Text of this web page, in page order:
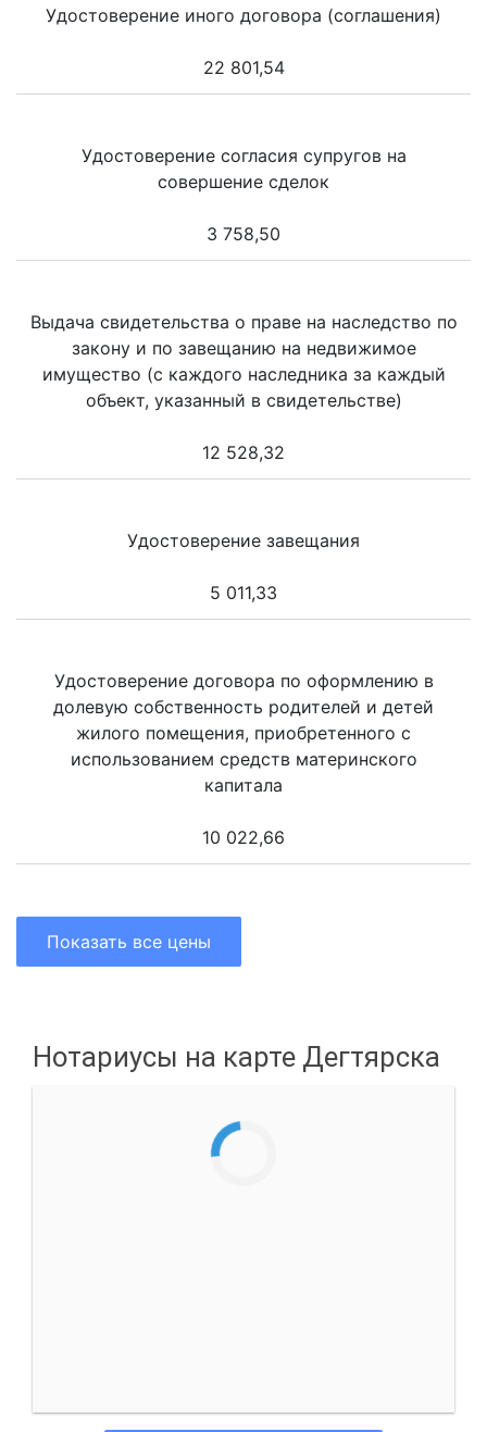
Удостоверение иного договора (соглашения)
22 801,54
Удостоверение согласия супругов на
совершение сделок
3 758,50
Выдача свидетельства о праве на наследство по
закону и по завещанию на недвижимое
имущество (с каждого наследника за каждый
объект, указанный в свидетельстве)
12 528,32
Удостоверение завещания
5 011,33
Удостоверение договора по оформлению в
долевую собственность родителей и детей
жилого помещения, приобретенного с
использованием средств материнского
капитала
10 022,66
Показать все цены
Нотариусы на карте Дегтярска